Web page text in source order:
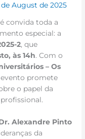
August de 2025
convida toda a
especial: a
2, que
às 14h. Com o
– Os
evento promete
o papel da
Alexandre Pinto
da